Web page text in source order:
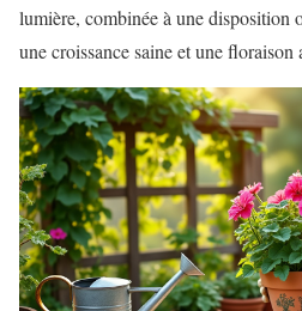
lumière, combinée à une disposition
une croissance saine et une floraison